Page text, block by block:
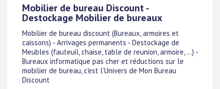
Mobilier de bureau Discount -
Destockage Mobilier de bureaux
Mobilier de bureau discount (Bureaux, armoires et
caissons) - Arrivages permanents - Destockage de
Meubles (fauteuil, chaise, table de reunion, armoire, ...) -
Bureaux informatique pas cher et réductions sur le
mobilier de bureau, c'est l'Univers de Mon Bureau
Discount